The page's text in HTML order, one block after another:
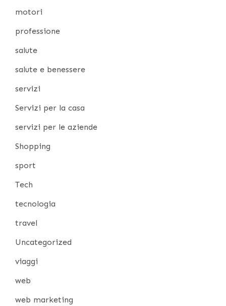
motori
professione
salute
salute e benessere
servizi
Servizi per la casa
servizi per le aziende
Shopping
sport
Tech
tecnologia
travel
Uncategorized
viaggi
web
web marketing